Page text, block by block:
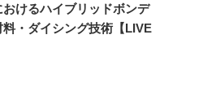
けるハイブリッドボンデ
・ダイシング技術【LIVE